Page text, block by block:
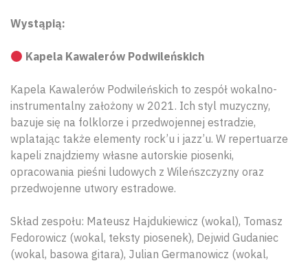
Wystąpią:
Kapela Kawalerów Podwileńskich
Kapela Kawalerów Podwileńskich to zespół wokalno-
instrumentalny założony w 2021. Ich styl muzyczny,
bazuje się na folklorze i przedwojennej estradzie,
wplatając także elementy rock’u i jazz’u. W repertuarze
kapeli znajdziemy własne autorskie piosenki,
opracowania pieśni ludowych z Wileńszczyzny oraz
przedwojenne utwory estradowe.
Skład zespołu: Mateusz Hajdukiewicz (wokal), Tomasz
Fedorowicz (wokal, teksty piosenek), Dejwid Gudaniec
(wokal, basowa gitara), Julian Germanowicz (wokal,